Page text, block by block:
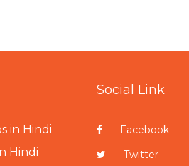
in Hindi
Hindi
Social Link
Facebook
Twitter